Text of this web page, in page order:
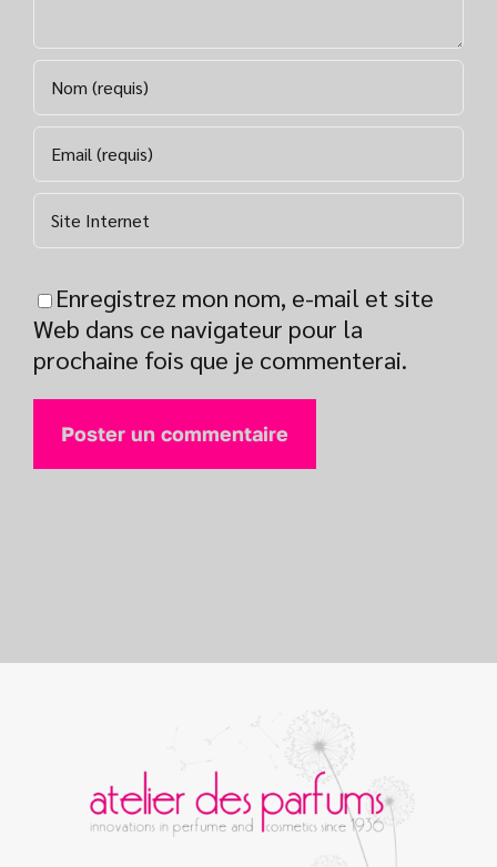
Enregistrez mon nom, e-mail et site
Web dans ce navigateur pour la
prochaine fois que je commenterai.